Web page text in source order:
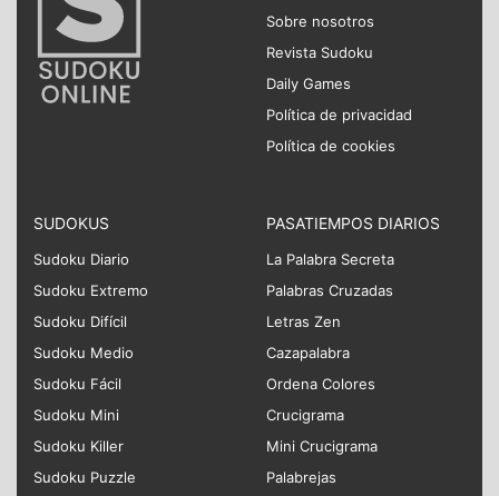
Sobre nosotros
Revista Sudoku
Daily Games
Política de privacidad
Política de cookies
SUDOKUS
Sudoku Diario
Sudoku Extremo
Sudoku Difícil
Sudoku Medio
Sudoku Fácil
Sudoku Mini
Sudoku Killer
Sudoku Puzzle
PASATIEMPOS DIARIOS
La Palabra Secreta
Palabras Cruzadas
Letras Zen
Cazapalabra
Ordena Colores
Crucigrama
Mini Crucigrama
Palabrejas